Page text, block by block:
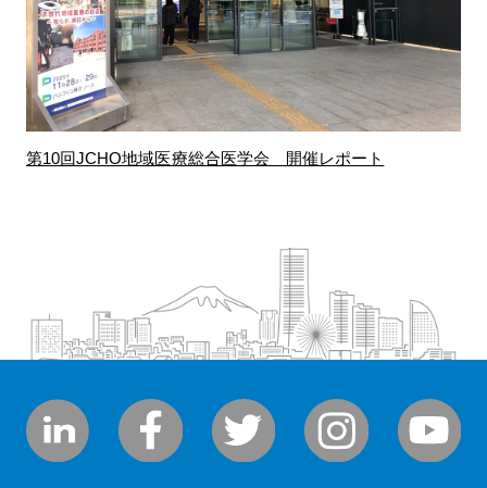
第10回JCHO地域医療総合医学会 開催レポート